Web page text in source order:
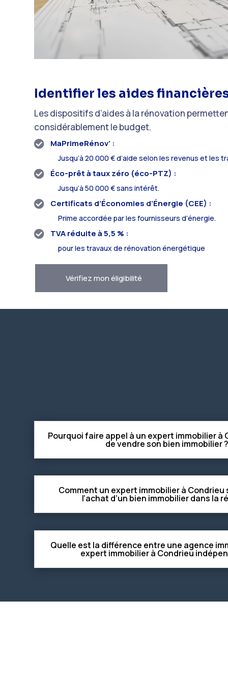
Identifier les aides
Les dispositifs d’aides à la rénovation
considérablement le budget.
 MaPrimeRénov’ :
Jusqu’à 20 000 € d’aide selon les revenus et les
 Éco-prêt à taux zéro (éco-PTZ) :
Jusqu’à 50 000 € sans intérêt.
 Certificats d’Économies d’Énergie (CEE) :
Prime accordée par les fournisseurs d’énergie.
 TVA réduite à 5,5 % :
pour les travaux de rénovation énergétique
Vérifiez mon éligibilité
Pourquoi faire appel à un expert immobilier à
de vendre son bien immobilier ?
Comment un expert immobilier à
l’achat d’un bien immobilier dans la
Quelle est la différence entre une agence
expert immobilier à Condrieu